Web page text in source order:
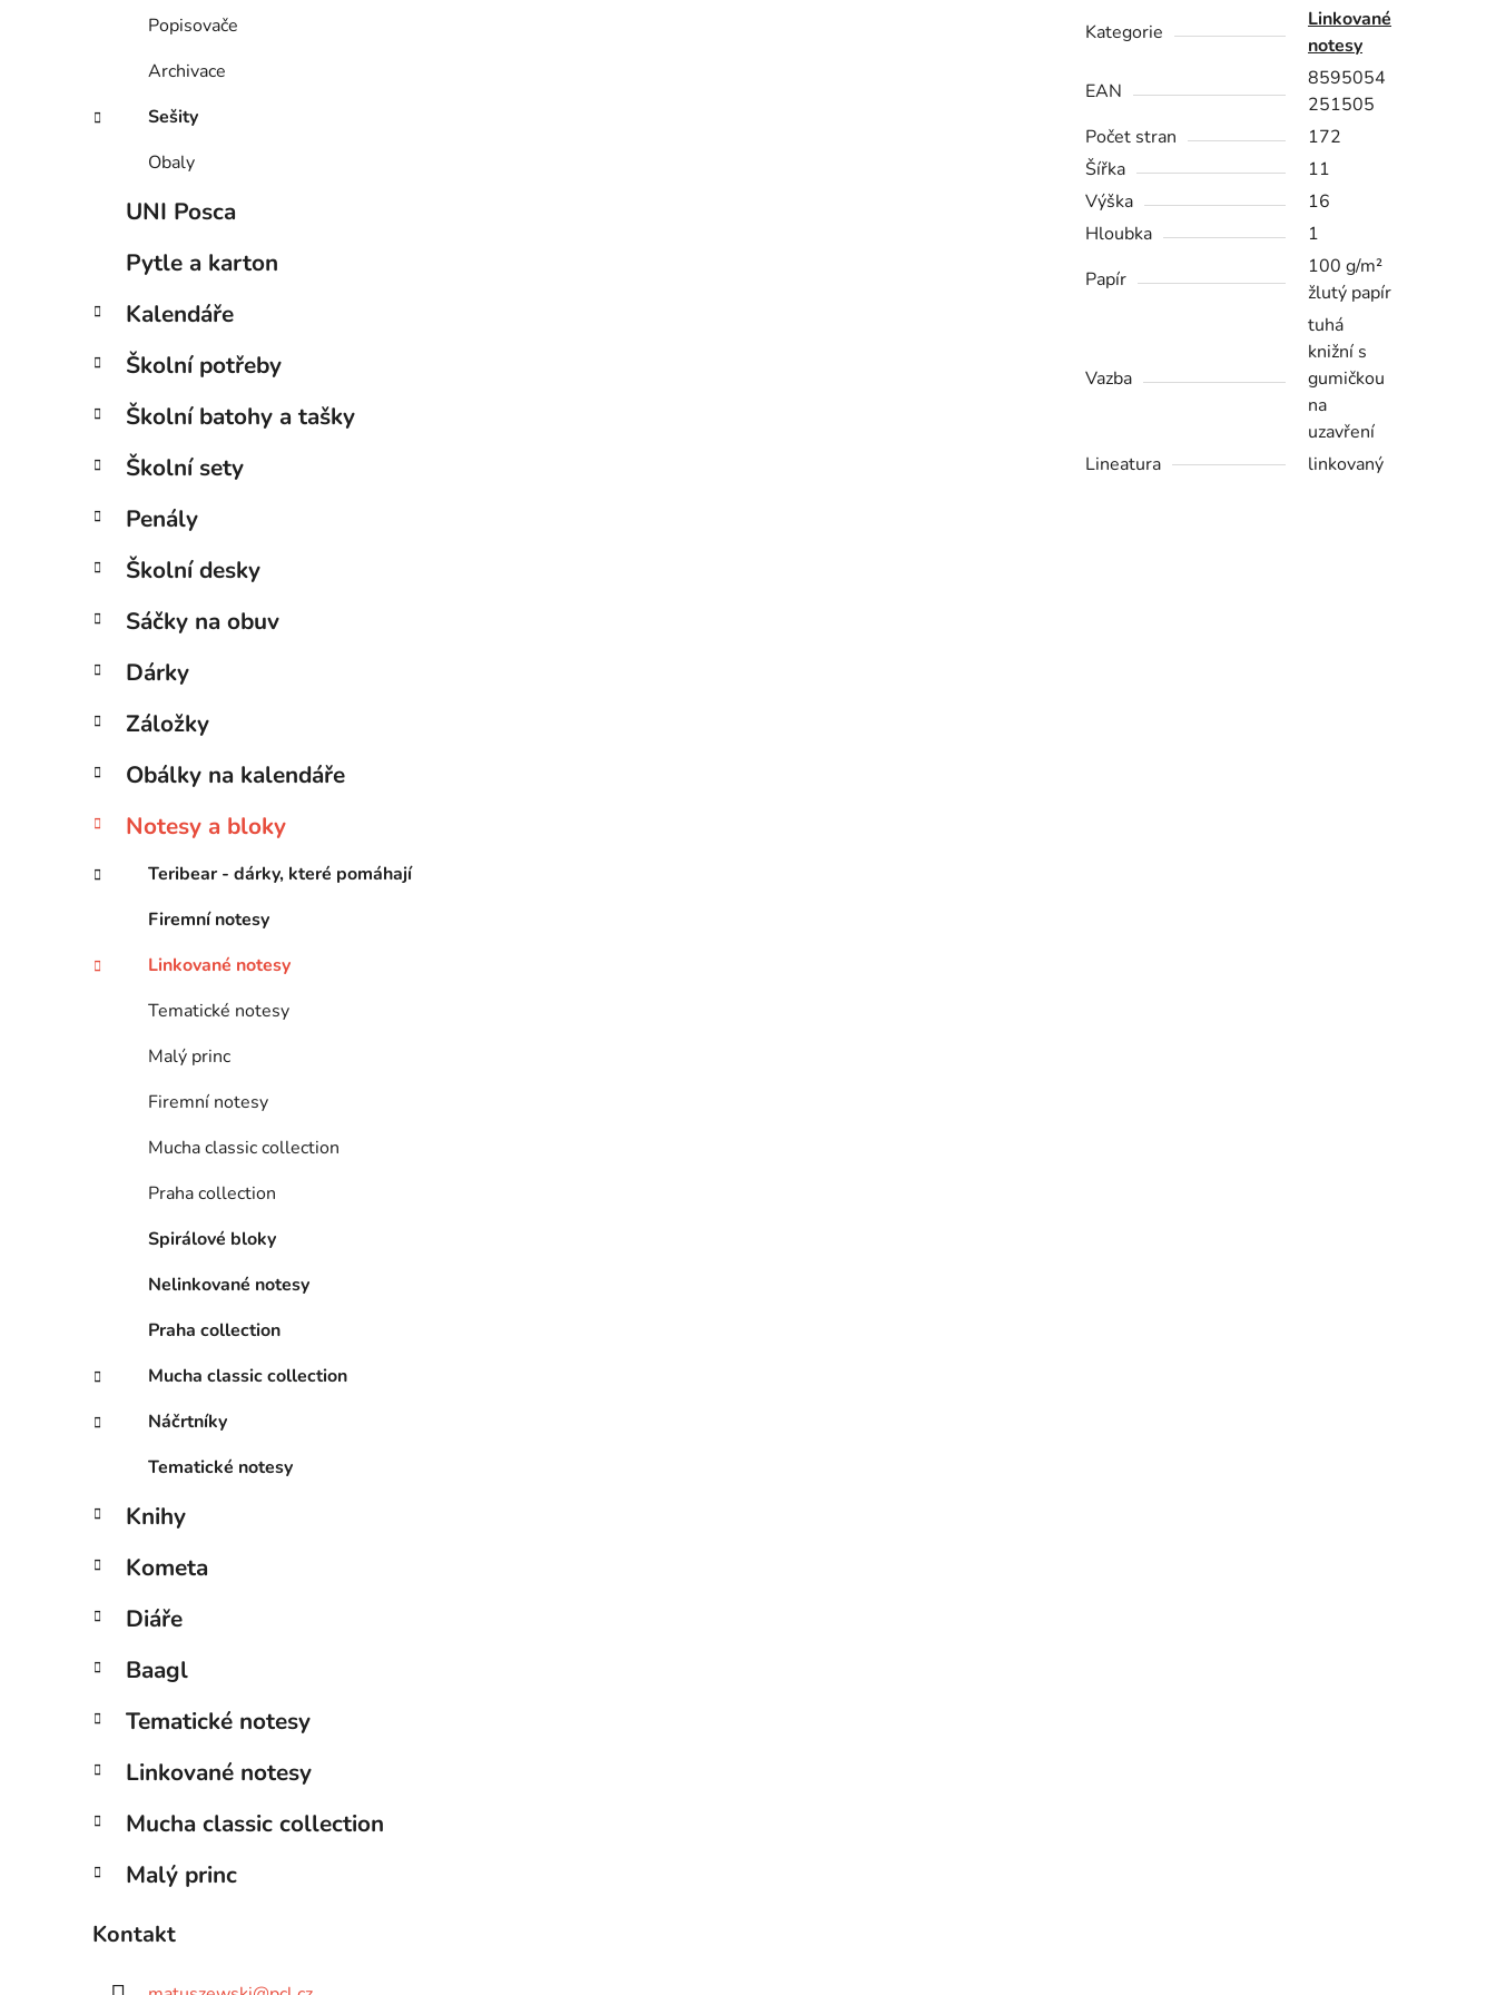
Popisovače
Archivace
Sešity
Obaly
UNI Posca
Pytle a karton
Kalendáře
Školní potřeby
Školní batohy a tašky
Školní sety
Penály
Školní desky
Sáčky na obuv
Dárky
Záložky
Obálky na kalendáře
Notesy a bloky
Teribear - dárky, které pomáhají
Firemní notesy
Linkované notesy
Tematické notesy
Malý princ
Firemní notesy
Mucha classic collection
Praha collection
Spirálové bloky
Nelinkované notesy
Praha collection
Mucha classic collection
Náčrtníky
Tematické notesy
Knihy
Kometa
Diáře
Baagl
Tematické notesy
Linkované notesy
Mucha classic collection
Malý princ
Kontakt
Kategorie
Linkované
notesy
EAN
8595054
251505
Počet stran
172
Šířka
11
Výška
16
Hloubka
1
Papír
100 g/m²
žlutý papír
Vazba
tuhá
knižní s
gumičkou
na
uzavření
Lineatura
linkovaný